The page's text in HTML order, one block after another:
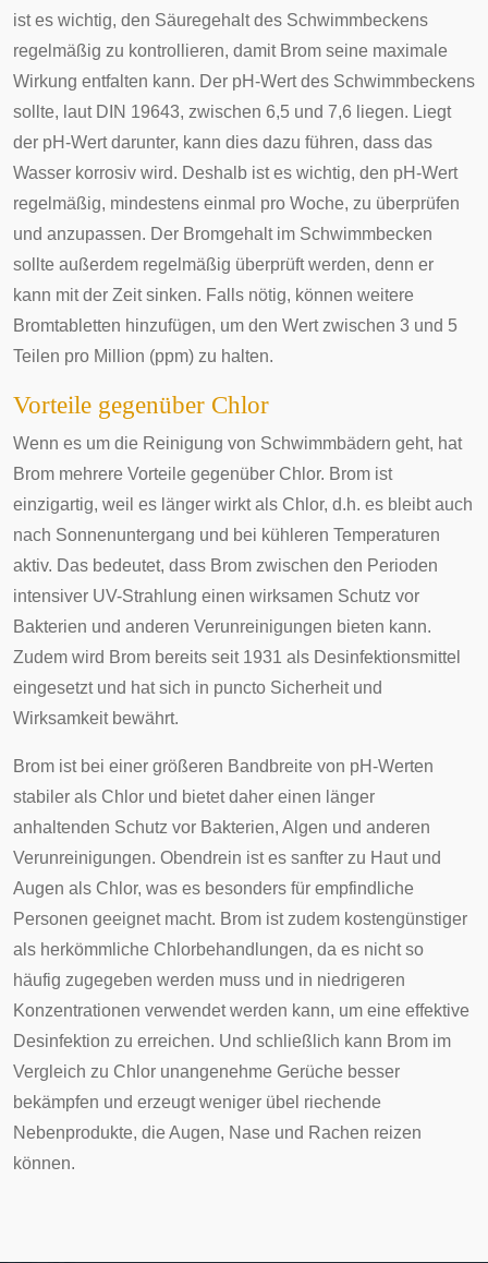
ist es wichtig, den Säuregehalt des Schwimmbeckens
regelmäßig zu kontrollieren, damit Brom seine maximale
Wirkung entfalten kann. Der pH-Wert des Schwimmbeckens
sollte, laut DIN 19643, zwischen 6,5 und 7,6 liegen. Liegt
der pH-Wert darunter, kann dies dazu führen, dass das
Wasser korrosiv wird. Deshalb ist es wichtig, den pH-Wert
regelmäßig, mindestens einmal pro Woche, zu überprüfen
und anzupassen. Der Bromgehalt im Schwimmbecken
sollte außerdem regelmäßig überprüft werden, denn er
kann mit der Zeit sinken. Falls nötig, können weitere
Bromtabletten hinzufügen, um den Wert zwischen 3 und 5
Teilen pro Million (ppm) zu halten.
Vorteile gegenüber Chlor
Wenn es um die Reinigung von Schwimmbädern geht, hat
Brom mehrere Vorteile gegenüber Chlor. Brom ist
einzigartig, weil es länger wirkt als Chlor, d.h. es bleibt auch
nach Sonnenuntergang und bei kühleren Temperaturen
aktiv. Das bedeutet, dass Brom zwischen den Perioden
intensiver UV-Strahlung einen wirksamen Schutz vor
Bakterien und anderen Verunreinigungen bieten kann.
Zudem wird Brom bereits seit 1931 als Desinfektionsmittel
eingesetzt und hat sich in puncto Sicherheit und
Wirksamkeit bewährt.
Brom ist bei einer größeren Bandbreite von pH-Werten
stabiler als Chlor und bietet daher einen länger
anhaltenden Schutz vor Bakterien, Algen und anderen
Verunreinigungen. Obendrein ist es sanfter zu Haut und
Augen als Chlor, was es besonders für empfindliche
Personen geeignet macht. Brom ist zudem kostengünstiger
als herkömmliche Chlorbehandlungen, da es nicht so
häufig zugegeben werden muss und in niedrigeren
Konzentrationen verwendet werden kann, um eine effektive
Desinfektion zu erreichen. Und schließlich kann Brom im
Vergleich zu Chlor unangenehme Gerüche besser
bekämpfen und erzeugt weniger übel riechende
Nebenprodukte, die Augen, Nase und Rachen reizen
können.